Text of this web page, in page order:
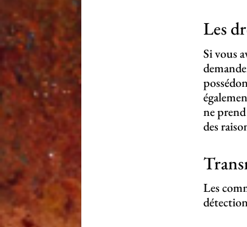
Les
Si vous
ne
des
Les